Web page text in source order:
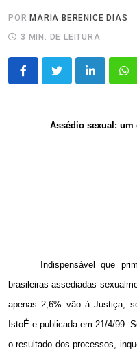
POR MARIA BERENICE DIAS
3 MIN. DE LEITURA
LinkedIn
Assédio sexual:
Indispensável que
brasileiras assediadas
apenas 2,6% vão à Justiça,
IstoÉ e publicada em 21/4/99.
o resultado dos processos,